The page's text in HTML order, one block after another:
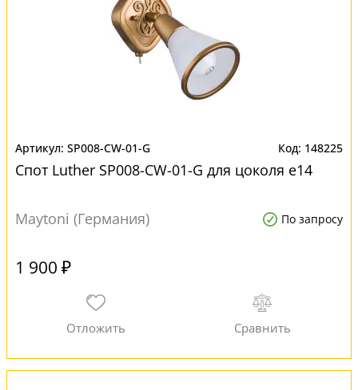
SP008-CW-01-G 148225
Спот Luther SP008-CW-01-G для цоколя e14
Maytoni (Германия) По запросу
1 900 ₽